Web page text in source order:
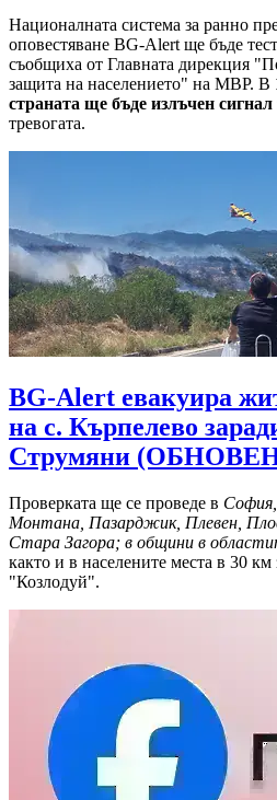
Националната система за ранно
оповестяване BG-Alert ще бъде
съобщиха от Главната дирекция
защита на населението" на МВР. В
страната ще бъде излъчен сигнал
тревогата.
BG-Alert евакуира
на с. Кърпелево
Струмяни
Проверката ще се проведе в
Монтана, Пазарджик, Плевен,
Стара Загора; в общини в
както и в населените места в 30
"Козлодуй".